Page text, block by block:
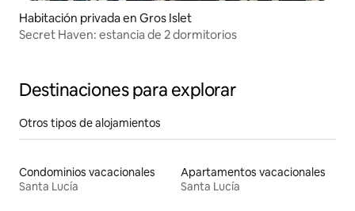
Habitación privada en Gros Islet
Secret Haven: estancia de 2 dormitorios
Destinaciones para explorar
Otros tipos de alojamientos
Condominios vacacionales
Santa Lucía
Apartamentos vacacionales
Santa Lucía